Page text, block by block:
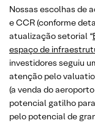
Nossas escolhas de
e CCR (conforme
atualização setorial “
espaço de
investidores seguiu
atenção pelo
(a venda do
potencial gatilho
pelo potencial de